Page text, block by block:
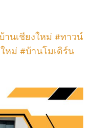
านเชียงใหม่ #ทาวน์
หม่ #บ้านโมเดิร์น